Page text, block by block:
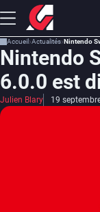
Accueil Actualités Nintendo
Nintendo
6.0.0 est
Julien Blary 19